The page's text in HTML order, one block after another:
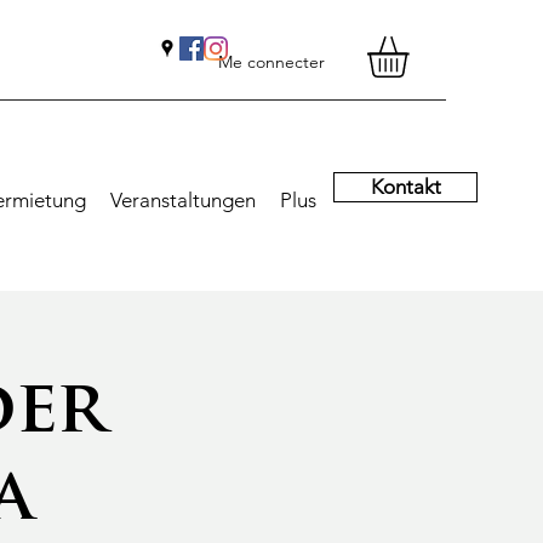
Me connecter
Veranstaltungen Plus
Kontakt